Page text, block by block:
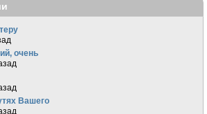
очень
Вашего